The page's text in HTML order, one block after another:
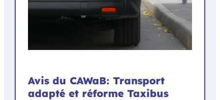
Avis du CAWaB: Transport
adapté et réforme Taxibus